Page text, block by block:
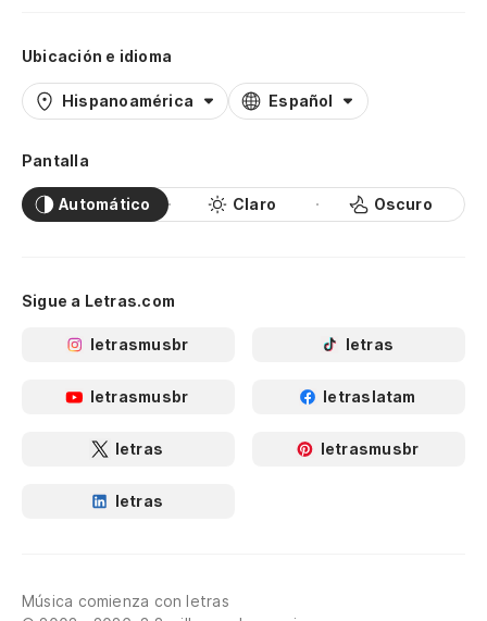
Ubicación e idioma
Hispanoamérica Español
Pantalla
Automático Claro Oscuro
Sigue a Letras.com
letrasmusbr letras
letrasmusbr letraslatam
letras letrasmusbr
letras
Música comienza con letras